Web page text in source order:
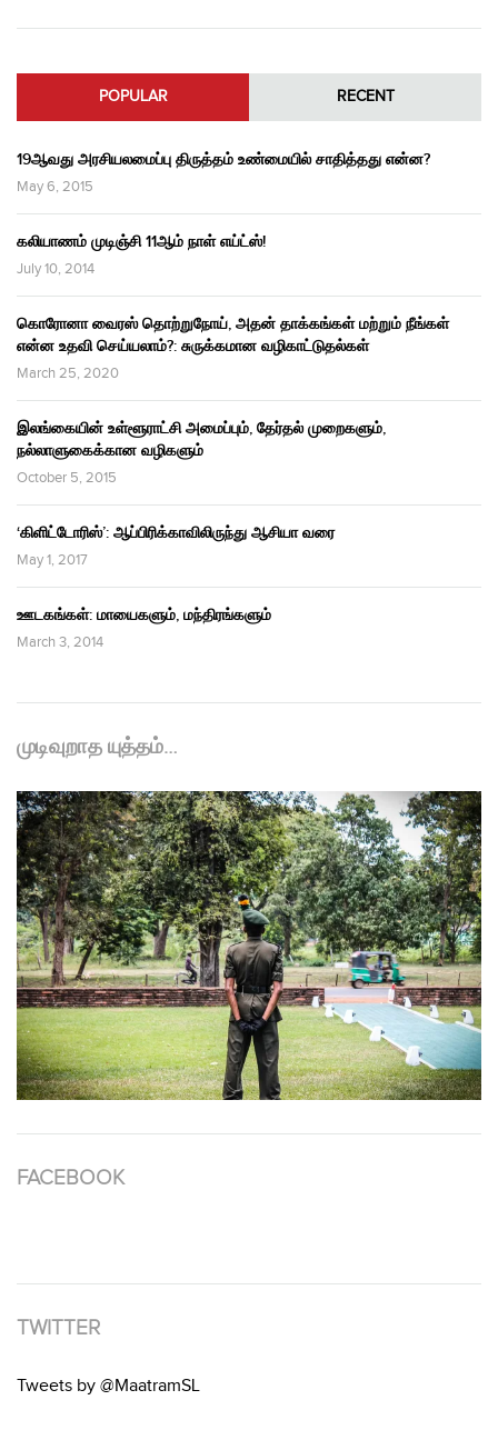
POPULAR RECENT
19ஆவது அரசியலமைப்பு திருத்தம் உண்மையில் சாதித்தது என்ன?
May 6, 2015
கலியாணம் முடிஞ்சி 11ஆம் நாள் எய்ட்ஸ்!
July 10, 2014
கொரோனா வைரஸ் தொற்றுநோய், அதன் தாக்கங்கள் மற்றும் நீங்கள்
என்ன உதவி செய்யலாம்?: சுருக்கமான வழிகாட்டுதல்கள்
March 25, 2020
இலங்கையின் உள்ளூராட்சி அமைப்பும், தேர்தல் முறைகளும்,
நல்லாளுகைக்கான வழிகளும்
October 5, 2015
‘கிளிட்டோரிஸ்’: ஆப்பிரிக்காவிலிருந்து ஆசியா வரை
May 1, 2017
ஊடகங்கள்: மாயைகளும், மந்திரங்களும்
March 3, 2014
முடிவுறாத யுத்தம்…
FACEBOOK
TWITTER
Tweets by @MaatramSL